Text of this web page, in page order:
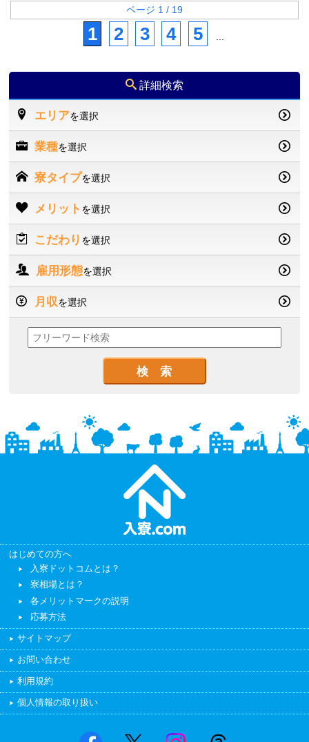
ページ 1 / 19
1 2 3 4 5 ...
詳細検索
エリアを選択
業種を選択
寮タイプを選択
メリット を選択
こだわり を選択
雇用形態を選択
月収を選択
はじめての方へ
入寮ドットコムとは？
寮相場とは？
各メリットマークの説明
応募方法
サイトマップ
お問い合わせ
利用規約
個人情報の取り扱い